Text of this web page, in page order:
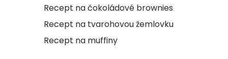
Recept na čokoládové brownies
Recept na tvarohovou žemlovku
Recept na muffiny